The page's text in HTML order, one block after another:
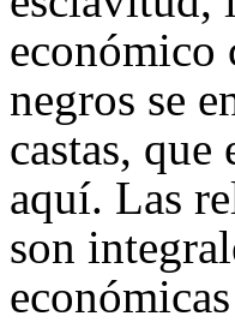
económico
negros se
castas,
aquí. Las
son